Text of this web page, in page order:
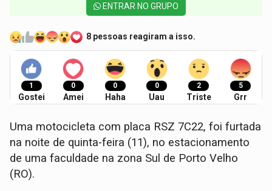
ENTRAR NO GRUPO
8 pessoas reagiram a isso.
1
Gostei
0
Amei
0
Haha
0
Uau
2
Triste
5
Grr
Uma motocicleta com placa RSZ 7C22, foi furtada
na noite de quinta-feira (11), no estacionamento
de uma faculdade na zona Sul de Porto Velho
(RO).